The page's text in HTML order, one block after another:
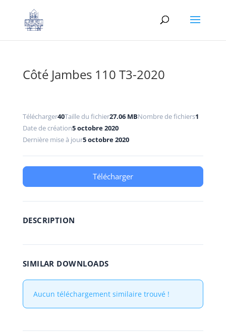
Côté Jambes 110 T3-2020
Télécharger40Taille du fichier27.06 MBNombre de fichiers1
Date de création5 octobre 2020
Dernière mise à jour5 octobre 2020
Télécharger
DESCRIPTION
SIMILAR DOWNLOADS
Aucun téléchargement similaire trouvé !